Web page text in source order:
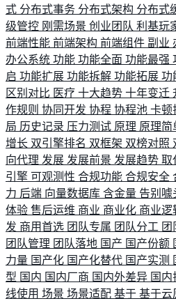
式 分布式事务 分布式架构 分布式
级管控 刚需场景 创业团队 利基玩
前端性能 前端架构 前端组件 副业
办公系统 功能 功能全面 功能最强
启 功能扩展 功能拆解 功能拓展 功
区别对比 医疗 十大趋势 十年变迁
作规则 协同开发 协程 协程池 卡顿
局 历史记录 压力测试 原理 原理简
增长 双引擎排名 双框架 双榜对照
向代理 发展 发展前景 发展趋势 取
引擎 可观测性 合规功能 合规安全
力 后端 向量数据库 含金量 告别噱
体验 售后运维 商业 商业化 商业逻
发 商用首选 团队专属 团队分工
团队管理 团队落地 国产 国产份额
力量 国产化 国产化替代 国产实测
型 国内 国内厂商 国内外差异 国内
线使用 场景 场景适配 基于 基于云